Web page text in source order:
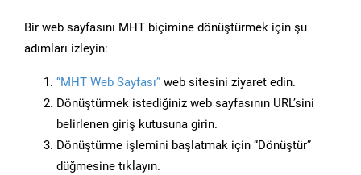
Bir web sayfasını MHT biçimine dönüştürmek için şu
adımları izleyin:
“MHT Web Sayfası” web sitesini ziyaret edin.
Dönüştürmek istediğiniz web sayfasının URL’sini
belirlenen giriş kutusuna girin.
Dönüştürme işlemini başlatmak için “Dönüştür”
düğmesine tıklayın.